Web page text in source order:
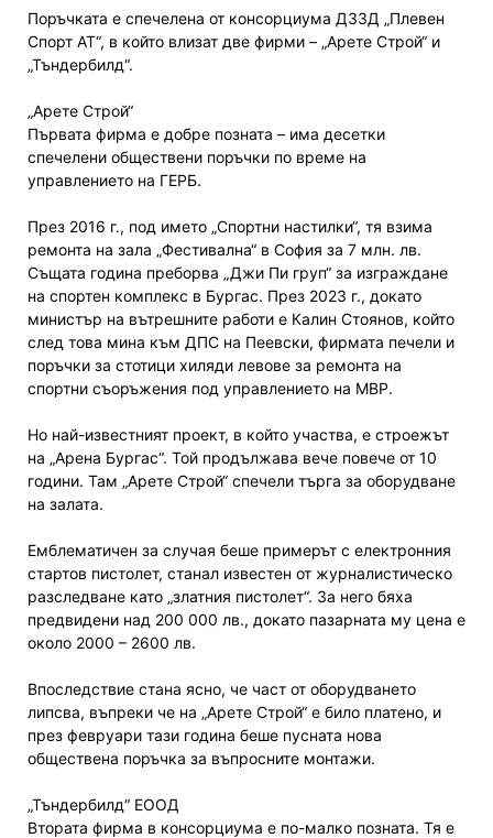
Поръчката е спечелена от консорциума ДЗЗД „Плевен
Спорт АТ“, в който влизат две фирми – „Арете Строй“ и
„Тъндербилд“.
„Арете Строй“
Първата фирма е добре позната – има десетки
спечелени обществени поръчки по време на
управлението на ГЕРБ.
През 2016 г., под името „Спортни настилки“, тя взима
ремонта на зала „Фестивална“ в София за 7 млн. лв.
Същата година преборва „Джи Пи груп“ за изграждане
на спортен комплекс в Бургас. През 2023 г., докато
министър на вътрешните работи е Калин Стоянов, който
след това мина към ДПС на Пеевски, фирмата печели и
поръчки за стотици хиляди левове за ремонта на
спортни съоръжения под управлението на МВР.
Но най-известният проект, в който участва, е строежът
на „Арена Бургас“. Той продължава вече повече от 10
години. Там „Арете Строй“ спечели търга за оборудване
на залата.
Емблематичен за случая беше примерът с електронния
стартов пистолет, станал известен от журналистическо
разследване като „златния пистолет“. За него бяха
предвидени над 200 000 лв., докато пазарната му цена е
около 2000 – 2600 лв.
Впоследствие стана ясно, че част от оборудването
липсва, въпреки че на „Арете Строй“ е било платено, и
през февруари тази година беше пусната нова
обществена поръчка за въпросните монтажи.
„Тъндербилд“ ЕООД
Втората фирма в консорциума е по-малко позната. Тя е